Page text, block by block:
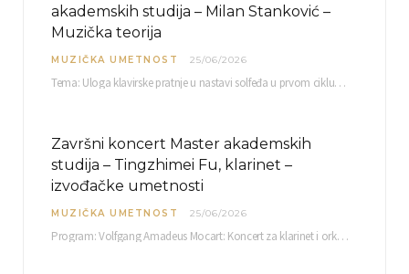
akademskih studija – Milan Stanković –
Muzička teorija
MUZIČKA UMETNOST 25/06/2026
Tema: Uloga klavirske pratnje u nastavi solfeđa u prvom ciklusu osnovne muzičke škole Mentor…
Završni koncert Master akademskih
studija – Tingzhimei Fu, klarinet –
izvođačke umetnosti
MUZIČKA UMETNOST 25/06/2026
Program: Volfgang Amadeus Mocart: Koncert za klarinet i orkestar, A-dur Mentor Miloš Mijatović, redovni profesor…